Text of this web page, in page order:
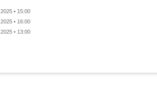
• 15:00
• 16:00
• 13:00